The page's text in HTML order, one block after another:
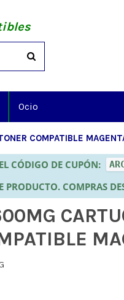
Ocio
COMPATIBLE
CÓDIGO DE CUPÓN:
COMPRAS